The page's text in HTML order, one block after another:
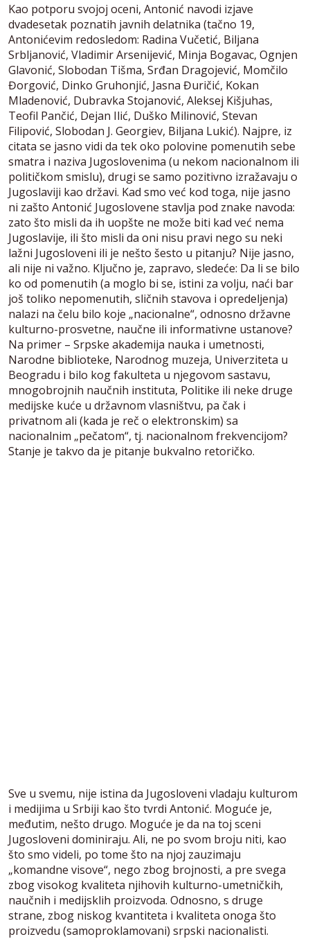
Kao potporu svojoj oceni, Antonić navodi izjave
dvadesetak poznatih javnih delatnika (tačno 19,
Antonićevim redosledom: Radina Vučetić, Biljana
Srbljanović, Vladimir Arsenijević, Minja Bogavac, Ognjen
Glavonić, Slobodan Tišma, Srđan Dragojević, Momčilo
Đorgović, Dinko Gruhonjić, Jasna Đuričić, Kokan
Mladenović, Dubravka Stojanović, Aleksej Kišjuhas,
Teofil Pančić, Dejan Ilić, Duško Milinović, Stevan
Filipović, Slobodan J. Georgiev, Biljana Lukić). Najpre, iz
citata se jasno vidi da tek oko polovine pomenutih sebe
smatra i naziva Jugoslovenima (u nekom nacionalnom ili
političkom smislu), drugi se samo pozitivno izražavaju o
Jugoslaviji kao državi. Kad smo već kod toga, nije jasno
ni zašto Antonić Jugoslovene stavlja pod znake navoda:
zato što misli da ih uopšte ne može biti kad već nema
Jugoslavije, ili što misli da oni nisu pravi nego su neki
lažni Jugosloveni ili je nešto šesto u pitanju? Nije jasno,
ali nije ni važno. Ključno je, zapravo, sledeće: Da li se bilo
ko od pomenutih (a moglo bi se, istini za volju, naći bar
još toliko nepomenutih, sličnih stavova i opredeljenja)
nalazi na čelu bilo koje „nacionalne“, odnosno državne
kulturno-prosvetne, naučne ili informativne ustanove?
Na primer – Srpske akademija nauka i umetnosti,
Narodne biblioteke, Narodnog muzeja, Univerziteta u
Beogradu i bilo kog fakulteta u njegovom sastavu,
mnogobrojnih naučnih instituta, Politike ili neke druge
medijske kuće u državnom vlasništvu, pa čak i
privatnom ali (kada je reč o elektronskim) sa
nacionalnim „pečatom“, tj. nacionalnom frekvencijom?
Stanje je takvo da je pitanje bukvalno retoričko.
Sve u svemu, nije istina da Jugosloveni vladaju kulturom
i medijima u Srbiji kao što tvrdi Antonić. Moguće je,
međutim, nešto drugo. Moguće je da na toj sceni
Jugosloveni dominiraju. Ali, ne po svom broju niti, kao
što smo videli, po tome što na njoj zauzimaju
„komandne visove“, nego zbog brojnosti, a pre svega
zbog visokog kvaliteta njihovih kulturno-umetničkih,
naučnih i medijsklih proizvoda. Odnosno, s druge
strane, zbog niskog kvantiteta i kvaliteta onoga što
proizvedu (samoproklamovani) srpski nacionalisti.